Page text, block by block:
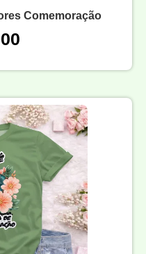
Comemoração